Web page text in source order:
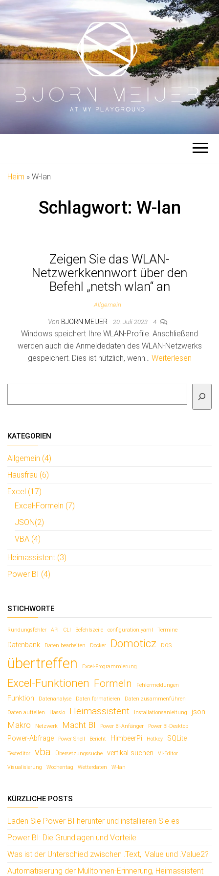
BJÖRN
MEIJER
Auf meinem Spielplatz
Heim » W-lan
Schlagwort: W-lan
Zeigen Sie das WLAN-
Netzwerkkennwort über den
Befehl „netsh wlan“ an
Allgemein
Von BJÖRN MEIJER 20. Juli 2023 4
Windows speichert Ihre WLAN-Profile. Anschließend
werden auch die Anmeldedaten des WLAN-Netzwerks
gespeichert. Dies ist nützlich, wenn… Weiterlesen
KATEGORIEN
Allgemein (4)
Hausfrau (6)
Excel (17)
Excel-Formeln (7)
JSON(2)
VBA (4)
Heimassistent (3)
Power BI (4)
STICHWORTE
Rundungsfehler API CLI Befehlszeile configuration.yaml Termine
Datenbank Daten bearbeiten Docker Domoticz DOS
übertreffen Excel-Programmierung
Excel-Funktionen Formeln Fehlermeldungen
Funktion Datenanalyse Daten formatieren Daten zusammenführen
Daten aufteilen Hassio Heimassistent Installationsanleitung json
Makro Netzwerk Macht BI Power BI-Anfänger Power BI-Desktop
Power-Abfrage Power Shell Bericht HimbeerPi Hotkey SQLite
Texteditor vba Übersetzungssuche vertikal suchen VI-Editor
Visualisierung Wochentag Wetterdaten W-lan
KÜRZLICHE POSTS
Laden Sie Power BI herunter und installieren Sie es
Power BI: Die Grundlagen und Vorteile
Was ist der Unterschied zwischen .Text, .Value und .Value2?
Automatisierung der Mülltonnen-Erinnerung, Heimassistent